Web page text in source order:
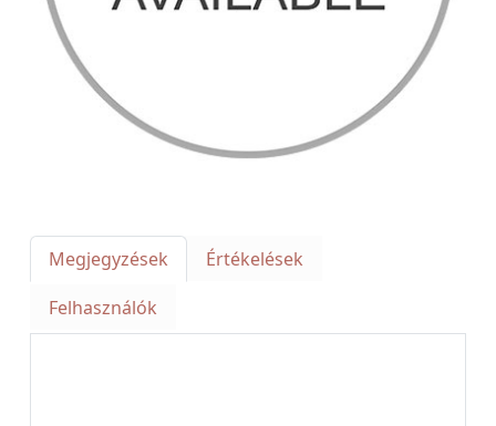
Megjegyzések
Értékelések
Felhasználók